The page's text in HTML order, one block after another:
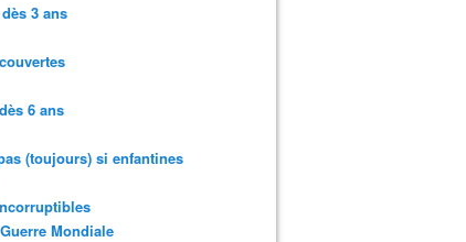
3 ans
6 ans
(toujours) si enfantines
Mondiale